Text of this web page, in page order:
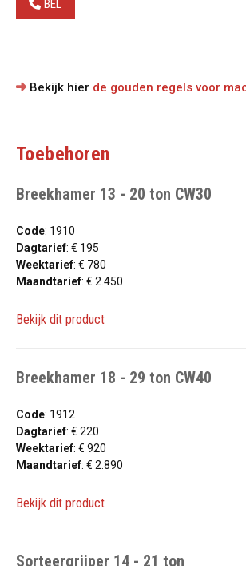
BEL
Bekijk hier de gouden regels voor
Toebehoren
Breekhamer 13 - 20 ton CW30
Code: 1910
Dagtarief: € 195
Weektarief: € 780
Maandtarief: € 2.450
Bekijk dit product
Breekhamer 18 - 29 ton CW40
Code: 1912
Dagtarief: € 220
Weektarief: € 920
Maandtarief: € 2.890
Bekijk dit product
Sorteergrijper 14 - 21 ton